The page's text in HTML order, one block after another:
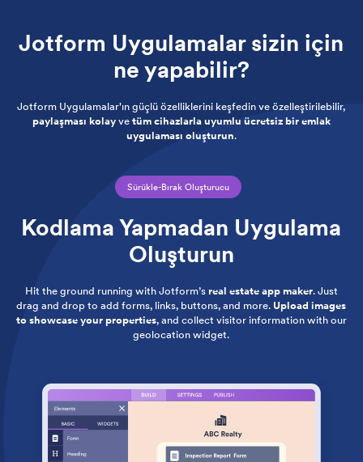
Jotform Uygulamalar sizin için
ne yapabilir?
Jotform Uygulamalar'ın güçlü özelliklerini keşfedin ve özelleştirilebilir,
paylaşması kolayvetüm cihazlarla uyumlu ücretsiz bir emlak
uygulaması oluşturun.
Sürükle-Bırak Oluşturucu
Kodlama Yapmadan Uygulama
Oluşturun
Hit the ground running with Jotform’sreal estate app maker. Just
drag and drop to add forms, links, buttons, and more. Upload images
to showcase your properties, and collect visitor information with our
geolocation widget.